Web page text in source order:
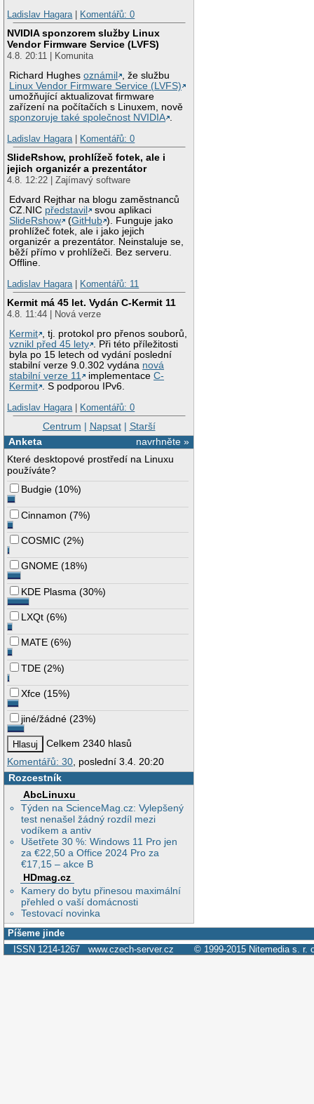
Ladislav Hagara| Komentářů: 0
NVIDIA sponzorem služby Linux
Vendor Firmware Service (LVFS)
4.8. 20:11 | Komunita
Richard Hughesoznámil
, že službu
Linux Vendor Firmware Service (LVFS)
umožňující aktualizovat firmware
zařízení na počítačích s Linuxem, nově
sponzoruje také společnost NVIDIA .
Ladislav Hagara| Komentářů: 0
SlideRshow, prohlížeč fotek, ale i
jejich organizér a prezentátor
4.8. 12:22 | Zajímavý software
Edvard Rejthar na blogu zaměstnanců
CZ.NIC představil
svou aplikaci
SlideRshow
(GitHub ). Funguje jako
prohlížeč fotek, ale i jako jejich
organizér a prezentátor. Neinstaluje se,
běží přímo v prohlížeči. Bez serveru.
Offline.
Ladislav Hagara| Komentářů: 11
Kermit má 45 let. Vydán C-Kermit 11
4.8. 11:44 | Nová verze
Kermit , tj. protokol pro přenos souborů,
vznikl před 45 lety . Při této příležitosti
byla po 15 letech od vydání poslední
stabilní verze 9.0.302 vydána nová
stabilní verze 11
implementaceC-
Kermit . S podporou IPv6.
Ladislav Hagara| Komentářů: 0
Centrum | Napsat| Starší
navrhněte »
Anketa
Které desktopové prostředí na Linuxu
používáte?
Budgie (10%)
Cinnamon (7%)
COSMIC (2%)
GNOME (18%)
KDE Plasma (30%)
LXQt (6%)
MATE (6%)
TDE (2%)
Xfce (15%)
jiné/žádné (23%)
Celkem 2340 hlasů
Komentářů: 30 , poslední 3.4. 20:20
Rozcestník
AbcLinuxu
Týden na ScienceMag.cz: Vylepšený
test nenašel žádný rozdíl mezi
vodíkem a antiv
Ušetřete 30 %: Windows 11 Pro jen
za €22,50 a Office 2024 Pro za
€17,15 – akce B
HDmag.cz
Kamery do bytu přinesou maximální
přehled o vaší domácnosti
Testovací novinka
Píšeme jinde
ISSN 1214-1267 www.czech-server.cz © 1999-2015 Nitemedia s. r.